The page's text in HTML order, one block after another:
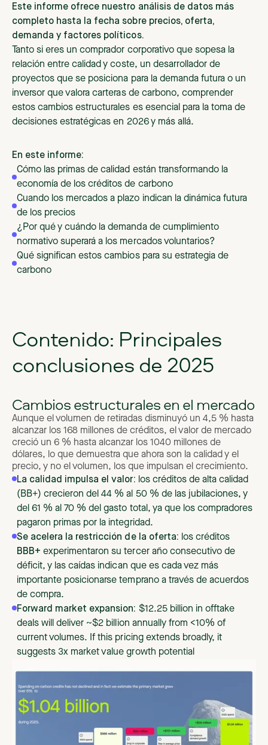
Este informe ofrece nuestro análisis de datos más
completo hasta la fecha sobre precios, oferta,
demanda y factores políticos.
Tanto si eres un comprador corporativo que sopesa la
relación entre calidad y coste, un desarrollador de
proyectos que se posiciona para la demanda futura o un
inversor que valora carteras de carbono, comprender
estos cambios estructurales es esencial para la toma de
decisiones estratégicas en 2026 y más allá.
En este informe:
Cómo las primas de calidad están transformando la
economía de los créditos de carbono
Cuando los mercados a plazo indican la dinámica futura
de los precios
¿Por qué y cuándo la demanda de cumplimiento
normativo superará a los mercados voluntarios?
Qué significan estos cambios para su estrategia de
carbono
Contenido: Principales
conclusiones de 2025
Cambios estructurales en el mercado
Aunque el volumen de retiradas disminuyó un 4,5 % hasta
alcanzar los 168 millones de créditos, el valor de mercado
creció un 6 % hasta alcanzar los 1040 millones de
dólares, lo que demuestra que ahora son la calidad y el
precio, y no el volumen, los que impulsan el crecimiento.
La calidad impulsa el valor: los créditos de alta calidad
(BB+) crecieron del 44 % al 50 % de las jubilaciones, y
del 61 % al 70 % del gasto total, ya que los compradores
pagaron primas por la integridad.
Se acelera la restricción de la oferta: los créditos
BBB+experimentaron su tercer año consecutivo de
déficit, y las caídas indican que es cada vez más
importante posicionarse temprano a través de acuerdos
de compra.
Forward market expansion: $12.25 billion in offtake
deals will deliver ~$2 billion annually from <10% of
current volumes. If this pricing extends broadly, it
suggests 3x market value growth potential